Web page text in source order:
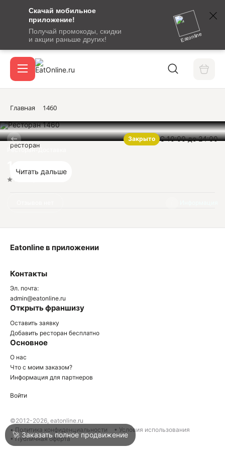
Скачай мобильное
приложение!
Получай промокоды, скидки
и акции раньше других!
Eatonline
сообщение
кодом
подтверждения
Вход / регистрация
Акции
Войти
Написать в техподдержку
Главная 1460
Закрыто С 10:00 до 24:00
Ресторан-Доставка
1460
ресторан
Читать дальше
Контакты
Эл. почта:
admin@eatonline.ru
Открыть франшизу
Оставить заявку
Добавить ресторан бесплатно
Основное
О нас
Что с моим заказом?
Информация для партнеров
Eatonline в приложении
Войти
©2012-2026, eatonline.ru
• Политика конфиденциальности
• Условия использования
• Публичная оферта
🚀 Заказать полное продвижение